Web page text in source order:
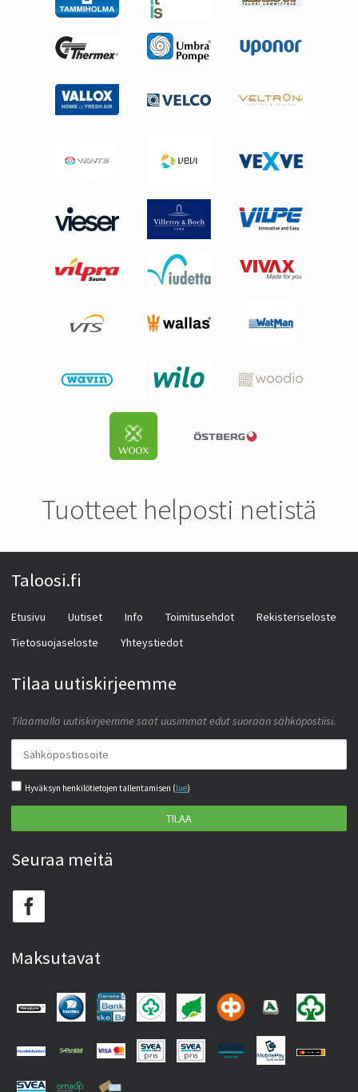
Tuotteet helposti netistä
Taloosi.fi
Etusivu Uutiset Info Toimitusehdot
Rekisteriseloste
Tietosuojaseloste
Yhteystiedot
Tilaa uutiskirjeemme
Tilaamalla uutiskirjeemme saat uusimmat edut suoraan sähköpostiisi.
Hyväksyn henkilötietojen tallentamisen (lue)
TILAA
Seuraa meitä
Maksutavat